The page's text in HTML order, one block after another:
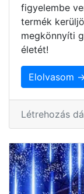
figyelembe
termék
megkönnyíti
életét!
Elolvasom
Létrehozás